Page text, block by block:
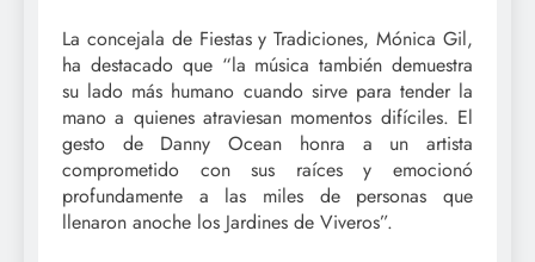
La concejala de Fiestas y Tradiciones, Mónica Gil,
ha destacado que “la música también demuestra
su lado más humano cuando sirve para tender la
mano a quienes atraviesan momentos difíciles. El
gesto de Danny Ocean honra a un artista
comprometido con sus raíces y emocionó
profundamente a las miles de personas que
llenaron anoche los Jardines de Viveros”.